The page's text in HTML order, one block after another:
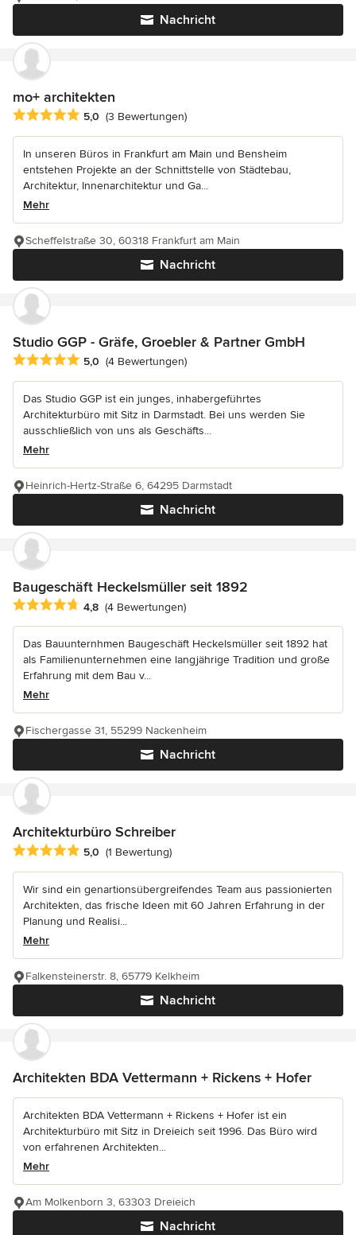
Nachricht
mo+ architekten
Durchschnittliche Bewertung: 5 von 5 Sternen
5,0 (3 Bewertungen)
In unseren Büros in Frankfurt am Main und Bensheim
entstehen Projekte an der Schnittstelle von Städtebau,
Architektur, Innenarchitektur und Ga...
Mehr
Nachricht
Scheffelstraße 30, 60318 Frankfurt am Main
Studio GGP - Gräfe, Groebler & Partner GmbH
Durchschnittliche Bewertung: 5 von 5 Sternen
5,0 (4 Bewertungen)
Das Studio GGP ist ein junges, inhabergeführtes
Architekturbüro mit Sitz in Darmstadt. Bei uns werden Sie
ausschließlich von uns als Geschäfts...
Mehr
Nachricht
Heinrich-Hertz-Straße 6, 64295 Darmstadt
Baugeschäft Heckelsmüller seit 1892
Durchschnittliche Bewertung: 4.8 von 5 Sternen
4,8 (4 Bewertungen)
Das Bauunternhmen Baugeschäft Heckelsmüller seit 1892 hat
als Familienunternehmen eine langjährige Tradition und große
Erfahrung mit dem Bau v...
Mehr
Nachricht
Fischergasse 31, 55299 Nackenheim
Architekturbüro Schreiber
Durchschnittliche Bewertung: 5 von 5 Sternen
5,0 (1 Bewertung)
Wir sind ein genartionsübergreifendes Team aus passionierten
Architekten, das frische Ideen mit 60 Jahren Erfahrung in der
Planung und Realisi...
Mehr
Nachricht
Falkensteinerstr. 8, 65779 Kelkheim
Architekten BDA Vettermann + Rickens + Hofer
Architekten BDA Vettermann + Rickens + Hofer ist ein
Architekturbüro mit Sitz in Dreieich seit 1996. Das Büro wird
von erfahrenen Architekten...
Mehr
Nachricht
Am Molkenborn 3, 63303 Dreieich